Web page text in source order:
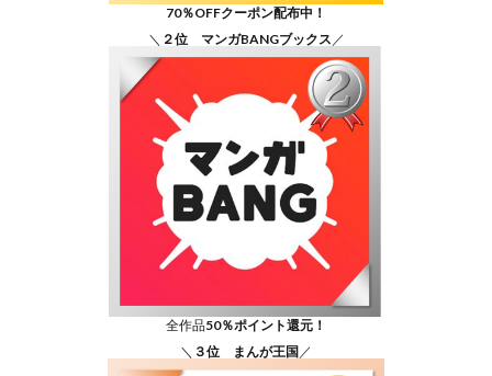
70％OFFクーポン配布中！
＼ ２位 マンガBANGブックス ／
全作品50％ポイント還元！
＼ ３位 まんが王国 ／